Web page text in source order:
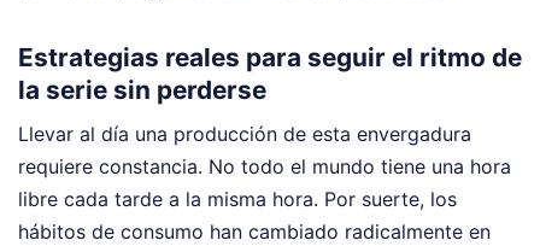
Estrategias reales para seguir el ritmo de
la serie sin perderse
Llevar al día una producción de esta envergadura
requiere constancia. No todo el mundo tiene una hora
libre cada tarde a la misma hora. Por suerte, los
hábitos de consumo han cambiado radicalmente en